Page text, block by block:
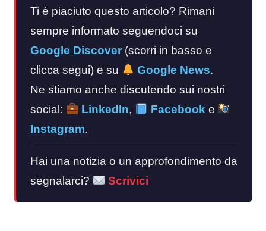
Ti è piaciuto questo articolo? Rimani
sempre informato seguendoci su
Google Discover (scorri in basso e
clicca segui) e su
Google News.
Ne stiamo anche discutendo sui nostri
social:
LinkedIn, Facebook e
Instagram.
Hai una notizia o un approfondimento da
segnalarci?
Scrivici